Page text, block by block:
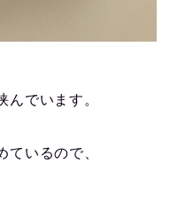
んでいます。
ているので、